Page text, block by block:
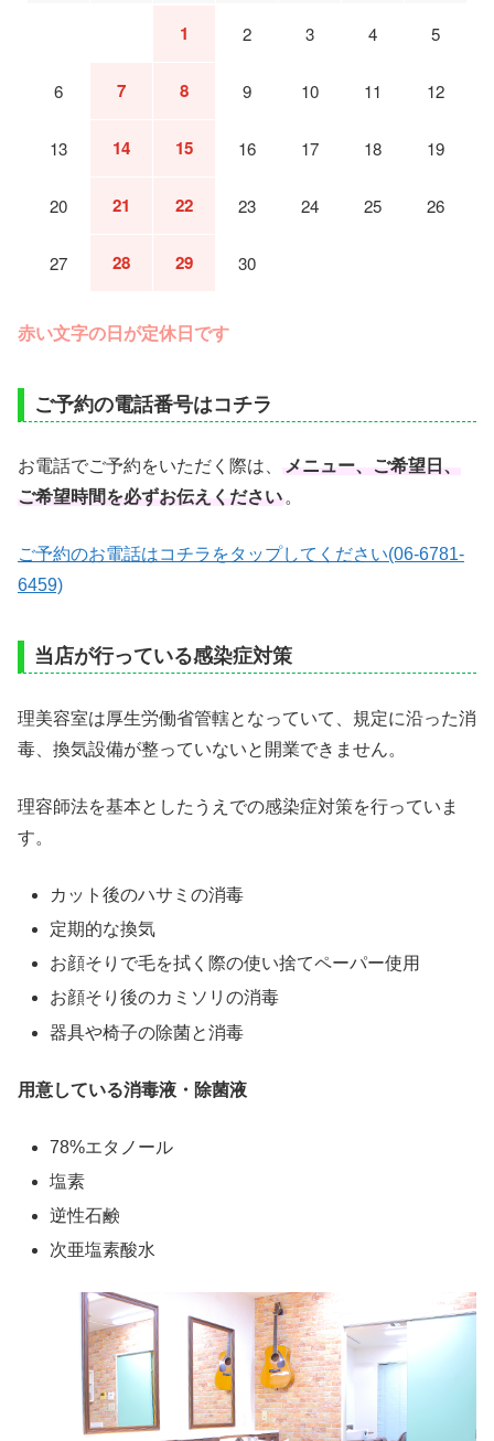
1 2 3 4 5
6 7 8 9 10 11 12
13 14 15 16 17 18 19
20 21 22 23 24 25 26
27 28 29 30
赤い文字の日が定休日です
ご予約の電話番号はコチラ
お電話でご予約をいただく際は、
メニュー、ご希望日、
ご希望時間を必ずお伝えください。
ご予約のお電話はコチラをタップしてください(06-6781-
6459)
当店が行っている感染症対策
理美容室は厚生労働省管轄となっていて、規定に沿った消
毒、換気設備が整っていないと開業できません。
理容師法を基本としたうえでの感染症対策を行っていま
す。
カット後のハサミの消毒
定期的な換気
お顔そりで毛を拭く際の使い捨てペーパー使用
お顔そり後のカミソリの消毒
器具や椅子の除菌と消毒
用意している消毒液・除菌液
78%エタノール
塩素
逆性石鹸
次亜塩素酸水